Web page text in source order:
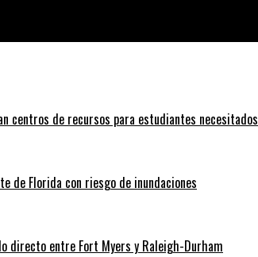
centros de recursos para estudiantes necesitados
de Florida con riesgo de inundaciones
directo entre Fort Myers y Raleigh-Durham